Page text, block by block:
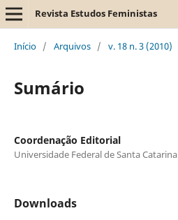
Revista Estudos Feministas
Início / Arquivos / v. 18 n. 3 (2010)
Sumário
Coordenação Editorial
Universidade Federal de Santa Catarina
Downloads